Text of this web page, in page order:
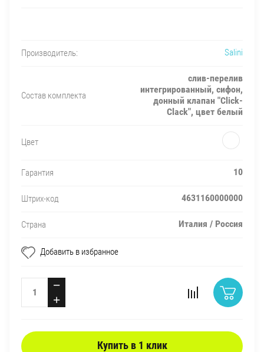
Производитель: Salini
Состав комплекта
слив-перелив
интегрированный, сифон,
донный клапан "Click-
Clack", цвет белый
Цвет
Гарантия 10
Штрих-код 4631160000000
Страна Италия / Россия
Добавить в избранное
−
+
Купить в 1 клик